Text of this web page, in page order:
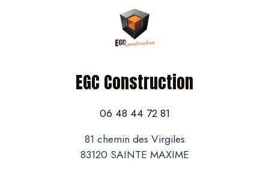
EGC Construction
06 48 44 72 81
81 chemin des Virgiles
83120 SAINTE MAXIME